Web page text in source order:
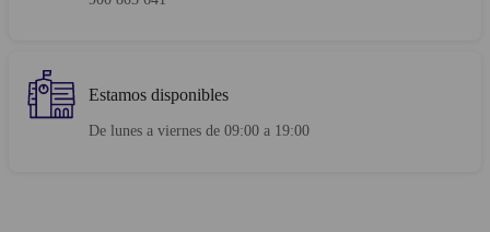
Estamos disponibles
De lunes a viernes de 09:00 a 19:00